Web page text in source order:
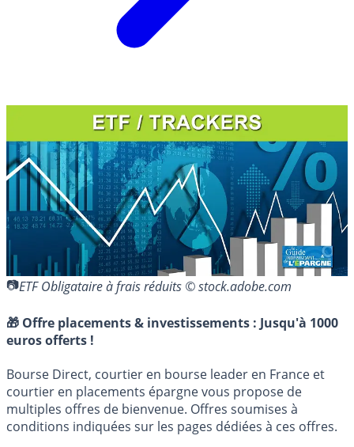
ETF Obligataire à frais réduits © stock.adobe.com
🎁 Offre placements & investissements : Jusqu'à 1000
euros offerts !
Bourse Direct, courtier en bourse leader en France et
courtier en placements épargne vous propose de
multiples offres de bienvenue. Offres soumises à
conditions indiquées sur les pages dédiées à ces offres.